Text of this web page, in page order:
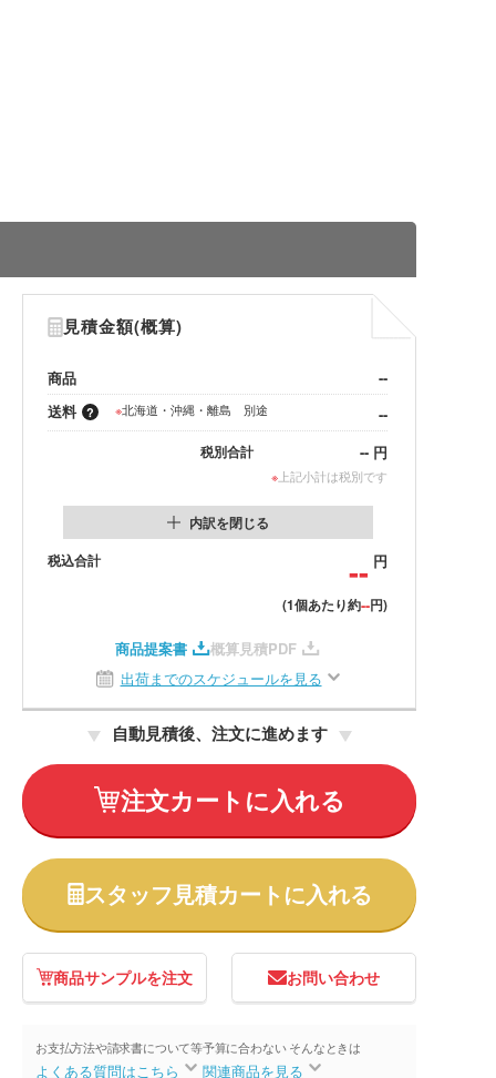
見積金額(概算)
商品
--
送料
※北海道・沖縄・離島 別途 --
税別合計 -- 円
※ 上記小計は税別です
内訳を閉じる
税込合計
-- 円
(1個あたり約--円)
商品提案書
概算見積PDF
出荷までのスケジュールを見る
自動見積後、注文に進めます
注文カートに入れる
スタッフ見積カートに入れる
商品サンプルを注文 お問い合わせ
お支払方法や請求書について等
よくある質問はこちら
予算に合わない そんなときは
関連商品を見る